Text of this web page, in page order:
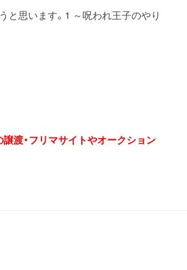
と思います。1 ～呪われ王子のやり
譲渡・フリマサイトやオークション